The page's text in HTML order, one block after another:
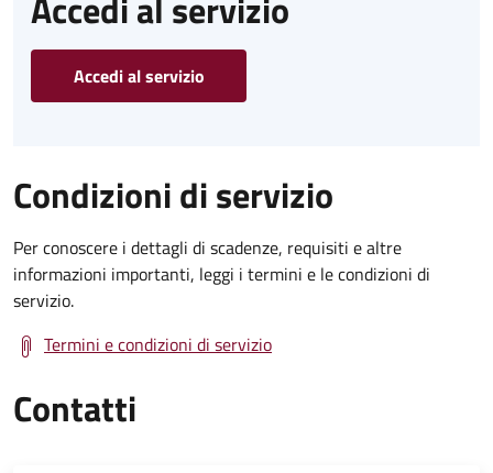
Accedi al servizio
Condizioni di servizio
Per conoscere i dettagli di scadenze, requisiti e altre
informazioni importanti, leggi i termini e le condizioni di
servizio.
Termini e condizioni di servizio
Contatti